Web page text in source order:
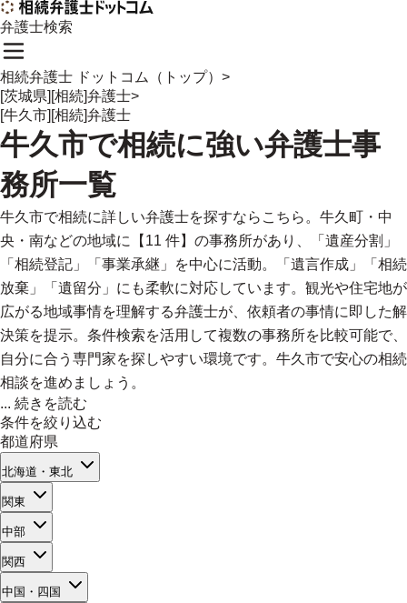
弁護士検索
相続弁護士 ドットコム（トップ） >
[茨城県][相続]弁護士>
[牛久市][相続]弁護士
牛久市で相続に強い弁護士事
務所一覧
牛久市で相続に詳しい弁護士を探すならこちら。牛久町・中
央・南などの地域に【11 件】の事務所があり、「遺産分割」
「相続登記」「事業承継」を中心に活動。「遺言作成」「相続
放棄」「遺留分」にも柔軟に対応しています。観光や住宅地が
広がる地域事情を理解する弁護士が、依頼者の事情に即した解
決策を提示。条件検索を活用して複数の事務所を比較可能で、
自分に合う専門家を探しやすい環境です。牛久市で安心の相続
相談を進めましょう。
... 続きを読む
条件を絞り込む
都道府県
北海道・東北
関東
中部
関西
中国・四国